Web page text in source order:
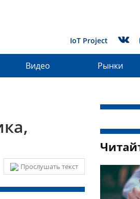
IoT Project
Видео Рынки
Прослушать текст